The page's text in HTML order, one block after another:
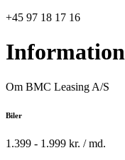
+45 97 18 17 16
Information
Om BMC Leasing A/S
Biler
1.399 - 1.999 kr. / md.